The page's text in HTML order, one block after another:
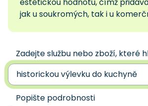
jak u soukromých, tak i u
Zadejte službu nebo zboží, které
Popište podrobnosti